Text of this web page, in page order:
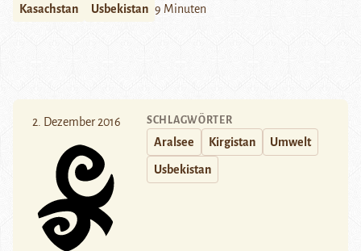
Kasachstan Usbekistan 9 Minuten
2. Dezember 2016 SCHLAGWÖRTER
Aralsee Kirgistan Umwelt
Usbekistan